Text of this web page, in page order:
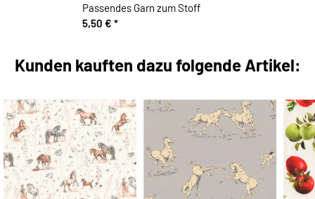
Passendes Garn zum Stoff
5,50 € *
Kunden kauften dazu folgende Artikel: